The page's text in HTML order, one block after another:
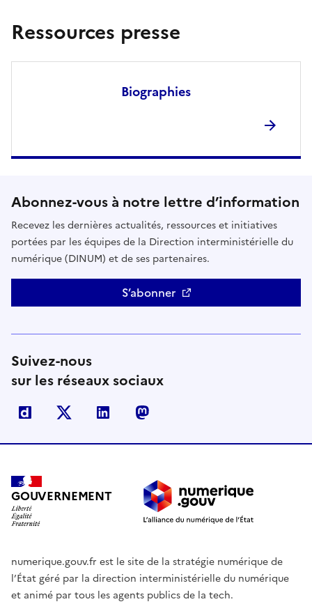
Ressources presse
Biographies
Abonnez-vous à notre lettre d’information
Recevez les dernières actualités, ressources et initiatives
portées par les équipes de la Direction interministérielle du
numérique (DINUM) et de ses partenaires.
S’abonner
Suivez-nous
sur les réseaux sociaux
Dailymotion Linkedin
GOUVERNEMENT
numerique.gouv.fr est le site de la stratégie numérique de
l’État géré par la direction interministérielle du numérique
et animé par tous les agents publics de la tech.